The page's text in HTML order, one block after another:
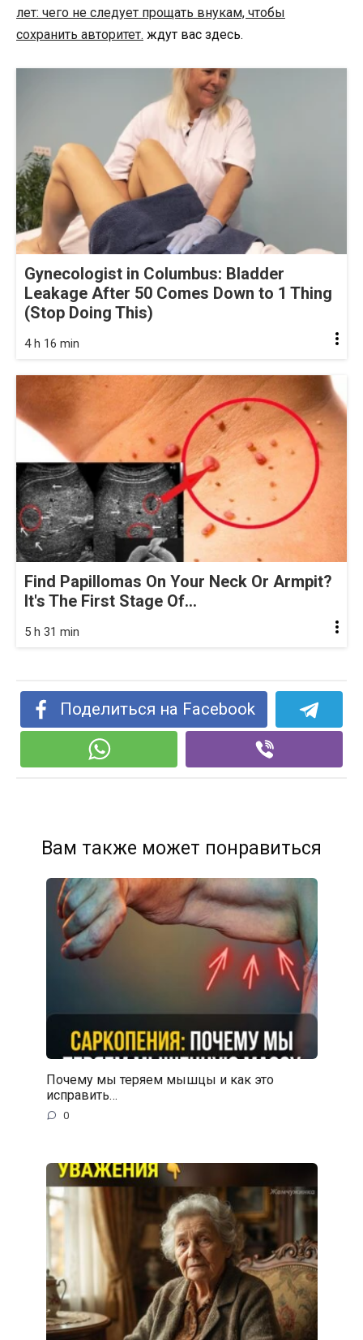
лет: чего не следует прощать внукам, чтобы
сохранить авторитет. ждут вас здесь.
Gynecologist in Columbus: Bladder
Leakage After 50 Comes Down to 1 Thing
(Stop Doing This)
4 h 16 min
Find Papillomas On Your Neck Or Armpit?
It's The First Stage Of...
5 h 31 min
Поделиться на Facebook
Вам также может понравиться
Почему мы теряем мышцы и как это
исправить…
0